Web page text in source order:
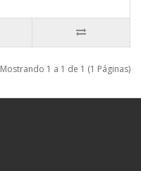
Mostrando 1 a 1 de 1 (1 Páginas)